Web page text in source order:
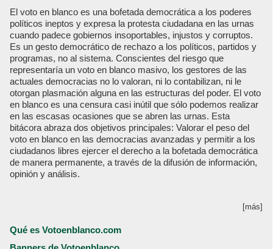
El voto en blanco es una bofetada democrática a los poderes
políticos ineptos y expresa la protesta ciudadana en las urnas
cuando padece gobiernos insoportables, injustos y corruptos.
Es un gesto democrático de rechazo a los políticos, partidos y
programas, no al sistema. Conscientes del riesgo que
representaría un voto en blanco masivo, los gestores de las
actuales democracias no lo valoran, ni lo contabilizan, ni le
otorgan plasmación alguna en las estructuras del poder. El voto
en blanco es una censura casi inútil que sólo podemos realizar
en las escasas ocasiones que se abren las urnas. Esta
bitácora abraza dos objetivos principales: Valorar el peso del
voto en blanco en las democracias avanzadas y permitir a los
ciudadanos libres ejercer el derecho a la bofetada democrática
de manera permanente, a través de la difusión de información,
opinión y análisis.
[más]
Qué es Votoenblanco.com